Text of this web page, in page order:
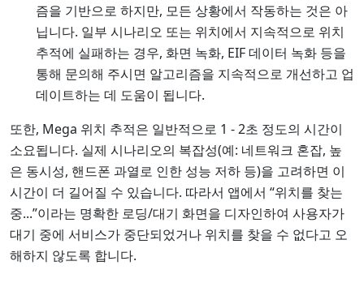
즘을 기반으로 하지만, 모든 상황에서 작동하는 것은 아
닙니다. 일부 시나리오 또는 위치에서 지속적으로 위치
추적에 실패하는 경우, 화면 녹화, EIF 데이터 녹화 등을
통해 문의해 주시면 알고리즘을 지속적으로 개선하고 업
데이트하는 데 도움이 됩니다.
또한, Mega 위치 추적은 일반적으로 1 - 2초 정도의 시간이
소요됩니다. 실제 시나리오의 복잡성(예: 네트워크 혼잡, 높
은 동시성, 핸드폰 과열로 인한 성능 저하 등)을 고려하면 이
시간이 더 길어질 수 있습니다. 따라서 앱에서 “위치를 찾는
중...”이라는 명확한 로딩/대기 화면을 디자인하여 사용자가
대기 중에 서비스가 중단되었거나 위치를 찾을 수 없다고 오
해하지 않도록 합니다.